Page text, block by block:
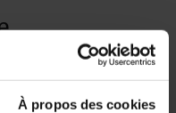
À propos des cookies
terrain
dans la mise en œuvre